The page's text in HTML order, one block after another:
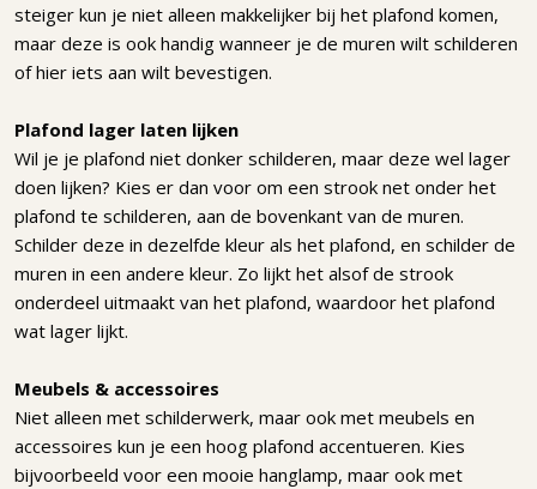
steiger kun je niet alleen makkelijker bij het plafond komen,
maar deze is ook handig wanneer je de muren wilt schilderen
of hier iets aan wilt bevestigen.
Plafond lager laten lijken
Wil je je plafond niet donker schilderen, maar deze wel lager
doen lijken? Kies er dan voor om een strook net onder het
plafond te schilderen, aan de bovenkant van de muren.
Schilder deze in dezelfde kleur als het plafond, en schilder de
muren in een andere kleur. Zo lijkt het alsof de strook
onderdeel uitmaakt van het plafond, waardoor het plafond
wat lager lijkt.
Meubels & accessoires
Niet alleen met schilderwerk, maar ook met meubels en
accessoires kun je een hoog plafond accentueren. Kies
bijvoorbeeld voor een mooie hanglamp, maar ook met